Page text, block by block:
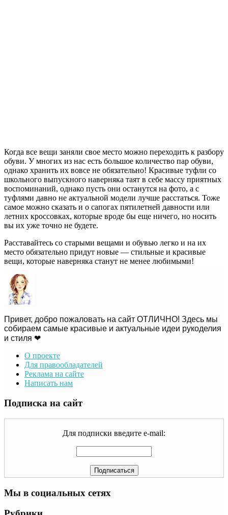
Когда все вещи заняли свое место можно переходить к разбору
обуви. У многих из нас есть большое количество пар обуви,
однако хранить их вовсе не обязательно! Красивые туфли со
школьного выпускного наверняка таят в себе массу приятных
воспоминаний, однако пусть они останутся на фото, а с
туфлями давно не актуальной модели лучше расстаться. Тоже
самое можно сказать и о сапогах пятилетней давности или
летних кроссовках, которые вроде бы еще ничего, но носить
вы их уже точно не будете.
Расставайтесь со старыми вещами и обувью легко и на их
место обязательно придут новые — стильные и красивые
вещи, которые наверняка станут не менее любимыми!
Привет, добро пожаловать на сайт ОТЛИЧНО! Здесь мы
собираем самые красивые и актуальные идеи рукоделия
и стиля ❤
О проекте
Для правообладателей
Реклама на сайте
Написать нам
Подписка на сайт
Для подписки введите e-mail:
Мы в социальных сетях